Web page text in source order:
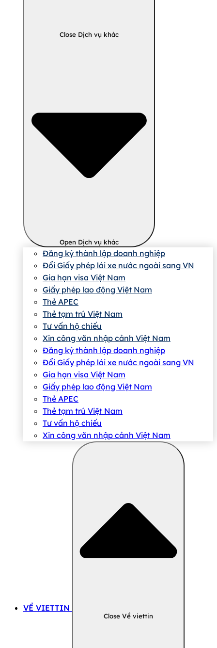
Close Dịch vụ khác
Open Dịch vụ khác
Đăng ký thành lập doanh nghiệp
Đổi Giấy phép lái xe nước ngoài sang VN
Gia hạn visa Việt Nam
Giấy phép lao động Việt Nam
Thẻ APEC
Thẻ tạm trú Việt Nam
Tư vấn hộ chiếu
Xin công văn nhập cảnh Việt Nam
Đăng ký thành lập doanh nghiệp
Đổi Giấy phép lái xe nước ngoài sang VN
Gia hạn visa Việt Nam
Giấy phép lao động Việt Nam
Thẻ APEC
Thẻ tạm trú Việt Nam
Tư vấn hộ chiếu
Xin công văn nhập cảnh Việt Nam
VỀ VIETTIN
Close Về viettin